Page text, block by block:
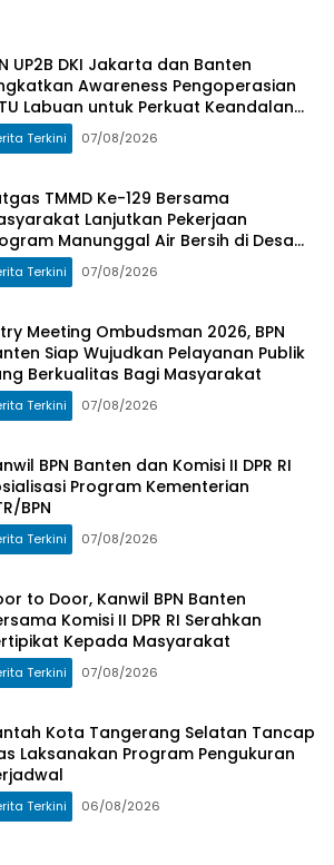
Kepada
Masyarakat
Terjadwal
UP2B DKI Jakarta dan Banten
Awareness Pengoperasian
Labuan untuk Perkuat Keandalan
Listrik
Terkini 07/08/2026
TMMD Ke-129 Bersama
Lanjutkan Pekerjaan
Manunggal Air Bersih di Desa
Terkini 07/08/2026
Meeting Ombudsman 2026, BPN
Siap Wujudkan Pelayanan Publik
Berkualitas Bagi Masyarakat
Terkini 07/08/2026
BPN Banten dan Komisi II DPR RI
Program Kementerian
BPN
Terkini 07/08/2026
to Door, Kanwil BPN Banten
Komisi II DPR RI Serahkan
Kepada Masyarakat
Terkini 07/08/2026
Kota Tangerang Selatan Tancap
Laksanakan Program Pengukuran
Terkini 06/08/2026